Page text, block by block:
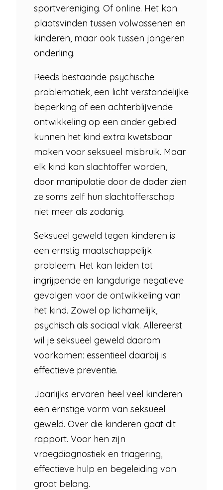
sportvereniging. Of online. Het kan
plaatsvinden tussen volwassenen en
kinderen, maar ook tussen jongeren
onderling.
Reeds bestaande psychische
problematiek, een licht verstandelijke
beperking of een achterblijvende
ontwikkeling op een ander gebied
kunnen het kind extra kwetsbaar
maken voor seksueel misbruik. Maar
elk kind kan slachtoffer worden,
door manipulatie door de dader zien
ze soms zelf hun slachtofferschap
niet meer als zodanig.
Seksueel geweld tegen kinderen is
een ernstig maatschappelijk
probleem. Het kan leiden tot
ingrijpende en langdurige negatieve
gevolgen voor de ontwikkeling van
het kind. Zowel op lichamelijk,
psychisch als sociaal vlak. Allereerst
wil je seksueel geweld daarom
voorkomen: essentieel daarbij is
effectieve preventie.
Jaarlijks ervaren heel veel kinderen
een ernstige vorm van seksueel
geweld. Over die kinderen gaat dit
rapport. Voor hen zijn
vroegdiagnostiek en triagering,
effectieve hulp en begeleiding van
groot belang.